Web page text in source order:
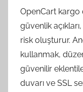
OpenCart kargo
güvenlik
risk oluşturur.
kullanmak,
güvenilir
duvarı ve SSL